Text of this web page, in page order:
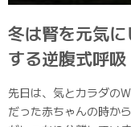
冬は腎を元気
する逆腹式呼吸
先日は、気とカラダの
だった赤ちゃんの時か